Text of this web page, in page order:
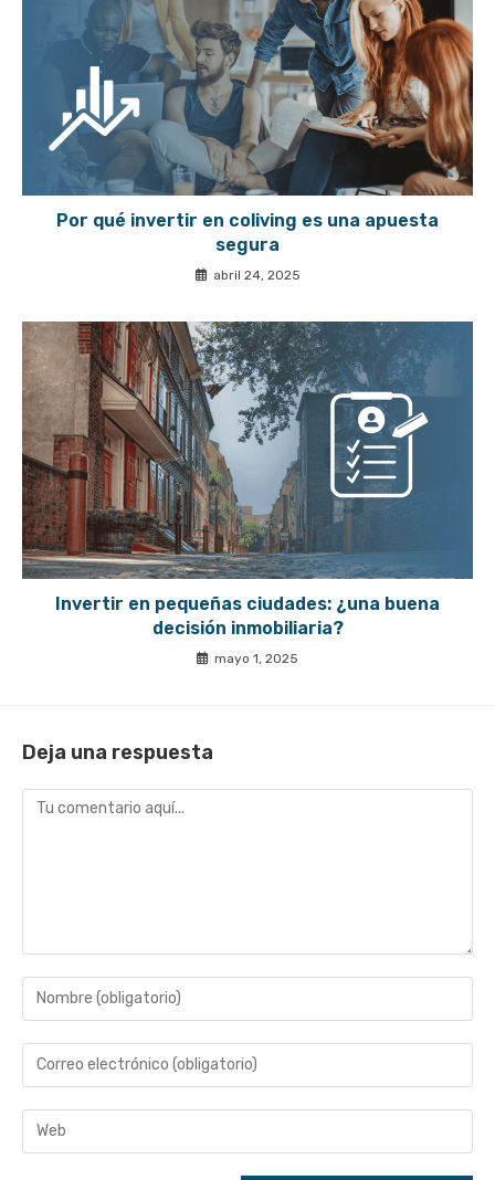
Por qué invertir en coliving es una apuesta
segura
abril 24, 2025
Invertir en pequeñas ciudades: ¿una buena
decisión inmobiliaria?
mayo 1, 2025
Deja una respuesta
Comentario
Introduce
tu
nombre
de
usuario
Introduce
tu
dirección
Introduce
la